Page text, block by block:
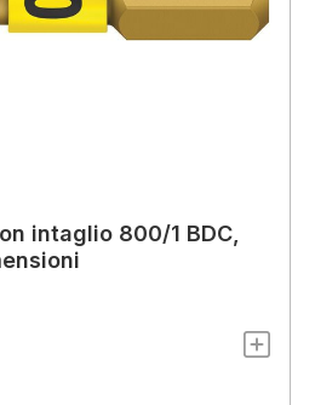
intaglio 800/1 BDC,